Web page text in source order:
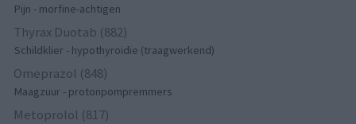
Pijn - morfine-achtigen
Thyrax Duotab (882)
Schildklier - hypothyroidie (traagwerkend)
Omeprazol (848)
Maagzuur - protonpompremmers
Metoprolol (817)